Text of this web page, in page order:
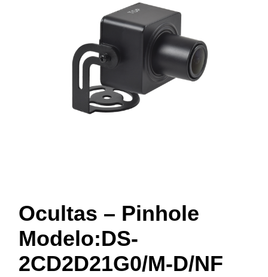
Ocultas – Pinhole
Modelo:DS-
2CD2D21G0/M-D/NF